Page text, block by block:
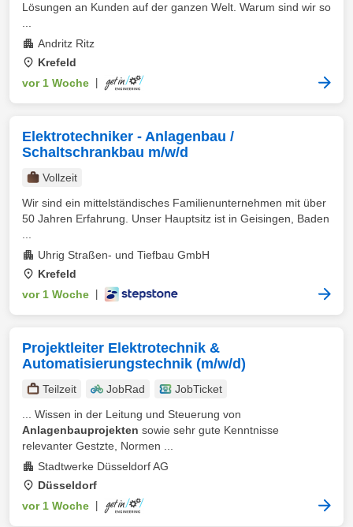
Lösungen an Kunden auf der ganzen Welt. Warum sind wir so
Andritz Ritz
Krefeld
vor 1 Woche
Elektrotechniker - Anlagenbau /
Schaltschrankbau m/w/d
Vollzeit
Wir sind ein mittelständisches Familienunternehmen mit über
50 Jahren Erfahrung. Unser Hauptsitz ist in Geisingen, Baden
Uhrig Straßen- und Tiefbau GmbH
Krefeld
vor 1 Woche
Projektleiter Elektrotechnik &
Automatisierungstechnik (m/w/d)
Teilzeit JobRad
JobTicket
... Wissen in der Leitung und Steuerung von
Anlagenbauprojekten sowie sehr gute Kenntnisse
relevanter Gestzte, Normen ...
Stadtwerke Düsseldorf AG
Düsseldorf
vor 1 Woche